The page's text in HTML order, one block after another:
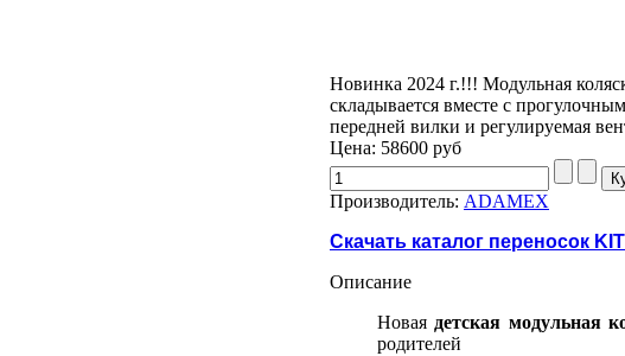
Новинка 2024 г.!!! Модульная
складывается вместе с
передней вилки и регулируемая
Цена: 58600 руб
Производитель: ADAMEX
Скачать каталог переносок
Описание
Новая детская модульная
родителей